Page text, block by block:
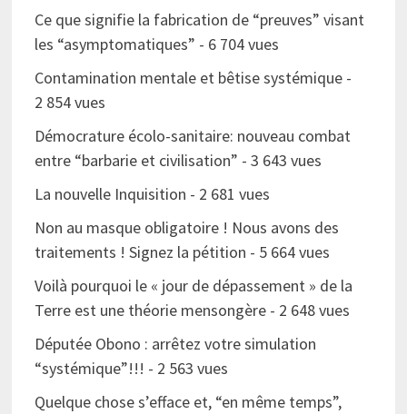
Ce que signifie la fabrication de “preuves” visant
les “asymptomatiques” - 6 704 vues
Contamination mentale et bêtise systémique-
2 854 vues
Démocrature écolo-sanitaire: nouveau combat
entre “barbarie et civilisation” - 3 643 vues
La nouvelle Inquisition - 2 681 vues
Non au masque obligatoire ! Nous avons des
traitements ! Signez la pétition - 5 664 vues
Voilà pourquoi le « jour de dépassement » de la
Terre est une théorie mensongère- 2 648 vues
Députée Obono : arrêtez votre simulation
“systémique”!!! - 2 563 vues
Quelque chose s’efface et, “en même temps”,